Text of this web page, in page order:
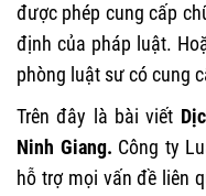
được phép cung cấp
định của pháp luật.
phòng luật sư có cung
Trên đây là bài viết
Ninh Giang. Công ty
hỗ trợ mọi vấn đề liên